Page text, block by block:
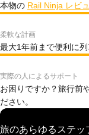
本物の Rail Ninja レビ
柔軟な計画
最大1年前まで便利に
実際の人によるサポート
お困りですか？旅行前
ださい。
旅のあらゆるステ